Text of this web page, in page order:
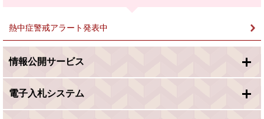
熱中症警戒アラート発表中
情報公開サービス
電子入札システム